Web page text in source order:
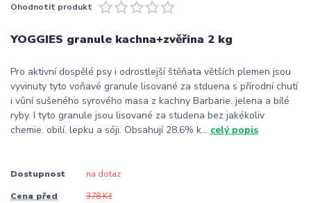
Ohodnotit produkt
YOGGIES granule kachna+zvěřina 2 kg
Pro aktivní dospělé psy i odrostlejší štěňata větších plemen jsou
vyvinuty tyto voňavé granule lisované za stduena s přírodní chutí
i vůní sušeného syrového masa z kachny Barbarie. jelena a bílé
ryby. I tyto granule jsou lisované za studena bez jakékoliv
chemie. obilí. lepku a sóji. Obsahují 28.6% k... celý popis
Dostupnost na dotaz
Cena před
378 Kč